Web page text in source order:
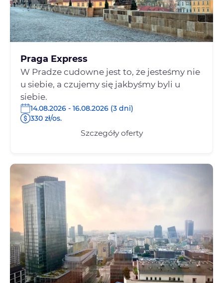
Praga Express
W Pradze cudowne jest to, że jesteśmy nie
u siebie, a czujemy się jakbyśmy byli u
siebie.
14.08.2026 - 16.08.2026 (3 dni)
330 zł/os.
Szczegóły oferty